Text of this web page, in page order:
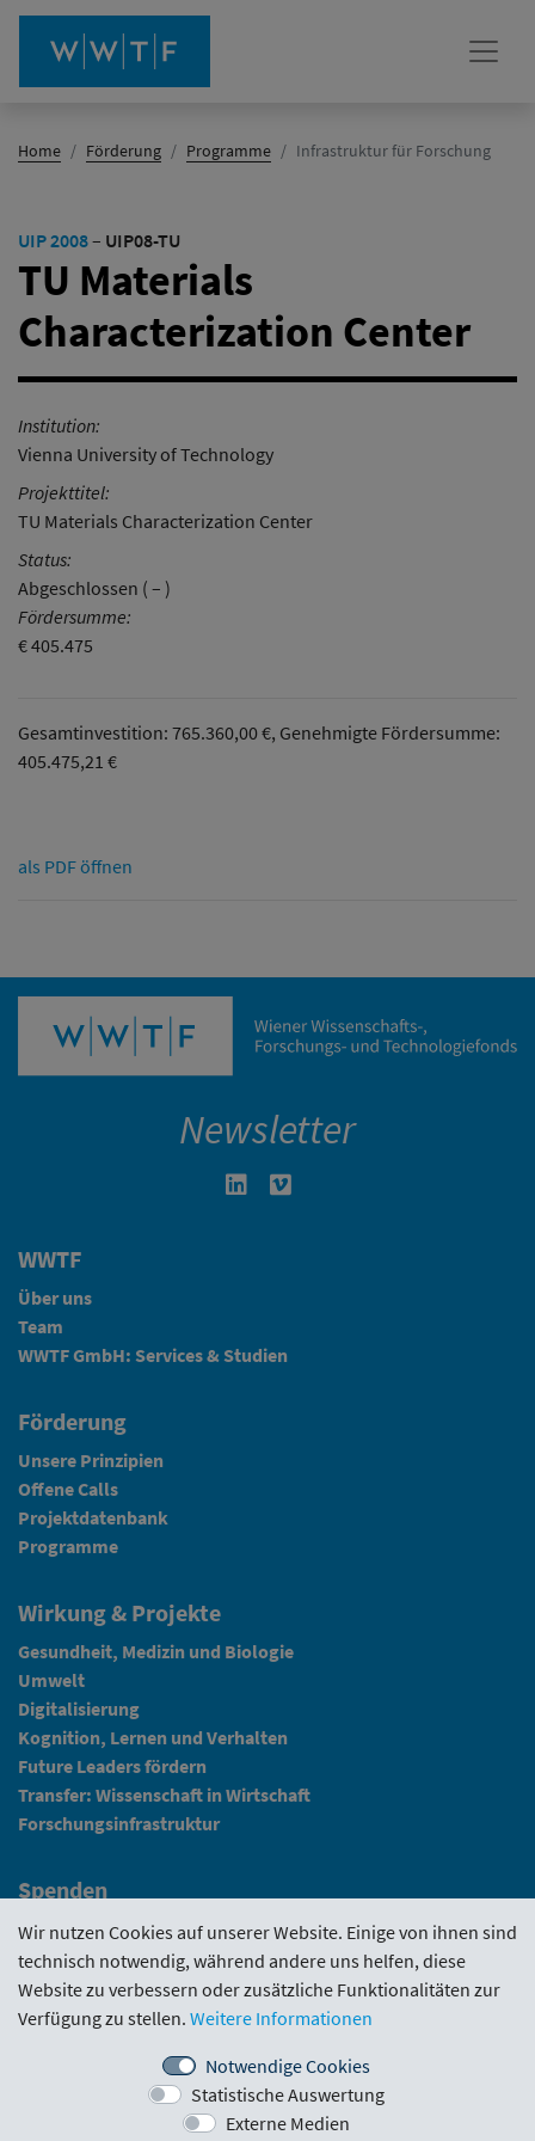
Home Förderung Programme Infrastruktur für Forschung(Aktiv)
UIP 2008– UIP08-TU
TU Materials
Characterization Center
Institution:
Vienna University of Technology
Projekttitel:
TU Materials Characterization Center
Status:
Abgeschlossen ( – )
Fördersumme:
€ 405.475
Gesamtinvestition: 765.360,00 €, Genehmigte Fördersumme:
405.475,21 €
als PDF öffnen
Newsletter
Linkedin in neuem Fenster öffnen
WWTF
Über uns
Team
WWTF GmbH: Services & Studien
Förderung
Unsere Prinzipien
Offene Calls
Projektdatenbank
Programme
Wirkung & Projekte
Gesundheit, Medizin und Biologie
Umwelt
Digitalisierung
Kognition, Lernen und Verhalten
Future Leaders fördern
Transfer: Wissenschaft in Wirtschaft
Forschungsinfrastruktur
Spenden
Fundraising
News
Intranet
Förderrichtlinie · Funding Portal Evaluierungen
Wir nutzen Cookies auf unserer Website. Einige von ihnen sind
technisch notwendig, während andere uns helfen, diese
Website zu verbessern oder zusätzliche Funktionalitäten zur
Verfügung zu stellen. Weitere Informationen
Notwendige Cookies
Statistische Auswertung
Externe Medien